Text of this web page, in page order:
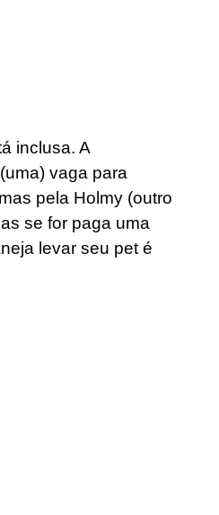
inclusa. A
vaga para
pela Holmy (outro
se for paga uma
levar seu pet é